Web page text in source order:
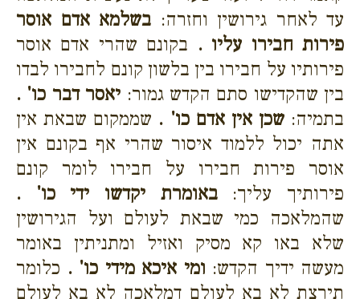
עד לאחר גירושין וחזרה: בשלמא אדם אוסר
פירות חבירו עליו . בקונם שהרי אדם אוסר
פירותיו על חבירו בין בלשון קונם לחבירו לבדו
בין שהקדישו סתם הקדש גמור: יאסר דבר כו' .
בתמיה:שכן אין אדם כו' . שממקום שבאת אין
אתה יכול ללמוד איסור שהרי אף בקונם אין
אוסר פירות חבירו על חבירו לומר קונם
פירותיך עליך:באומרת יקדשו ידי כו' .
שהמלאכה כמי שבאת לעולם ועל הגירושין
שלא באו קא מסיק ואזיל ומתניתין באומר
מעשה ידיך הקדש: ומי איכא מידי כו' . כלומר
תירצת לא בא לעולם דמלאכה לא בא לעולם